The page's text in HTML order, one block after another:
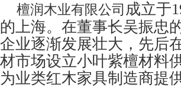
檀润木业有限公司 成立于
的上海。在董事长吴振忠
企业逐渐发展壮大，先后
材市场设立小叶紫檀材料
为业类红木家具制造商提